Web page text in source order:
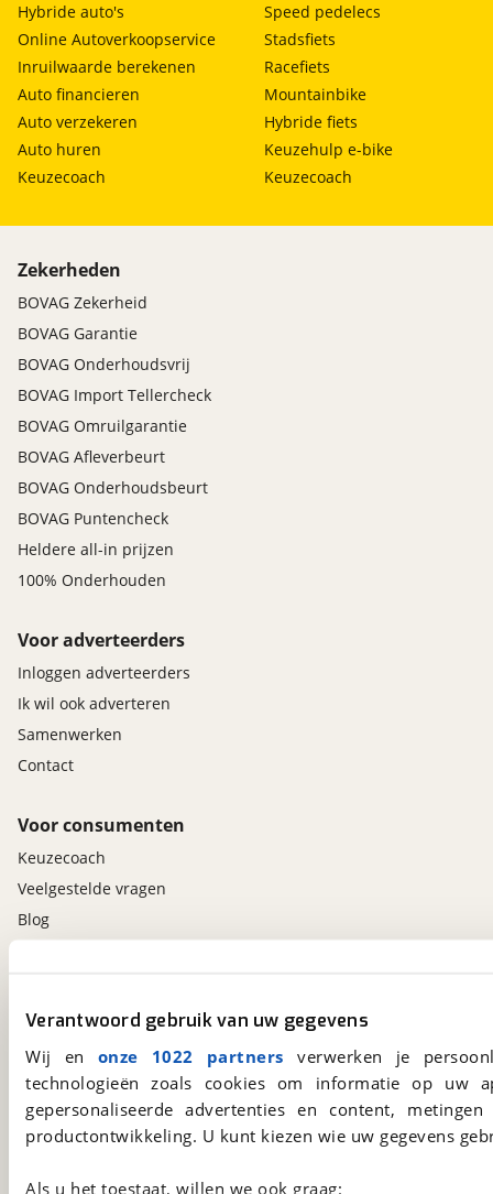
Verantwoord gebruik van uw gegevens
Wij en onze 1022 partners verwerken je
technologieën zoals cookies om informatie op
gepersonaliseerde advertenties en content,
productontwikkeling. U kunt kiezen wie uw gegevens
Als u het toestaat, willen we ook graag:
Hybride auto's
Online Autoverkoopservice
Inruilwaarde berekenen
Auto financieren
Auto verzekeren
Auto huren
Keuzecoach
Speed pedelecs
Stadsfiets
Racefiets
Mountainbike
Hybride fiets
Keuzehulp e-bike
Keuzecoach
Zekerheden
BOVAG Zekerheid
BOVAG Garantie
BOVAG Onderhoudsvrij
BOVAG Import Tellercheck
BOVAG Omruilgarantie
BOVAG Afleverbeurt
BOVAG Onderhoudsbeurt
BOVAG Puntencheck
Heldere all-in prijzen
100% Onderhouden
Voor adverteerders
Inloggen adverteerders
Ik wil ook adverteren
Samenwerken
Contact
Voor consumenten
Keuzecoach
Veelgestelde vragen
Blog
Kosterijland 15
viaBOVAG.nl app
Altijd het meest recente aanbod bij de hand.
Download 'm nu.